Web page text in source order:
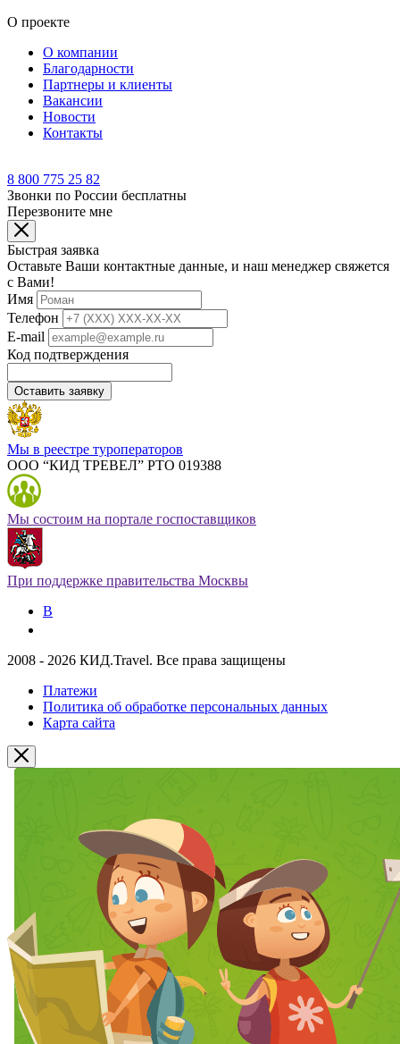
О проекте
О компании
Благодарности
Партнеры и клиенты
Вакансии
Новости
Контакты
8 800 775 25 82
Звонки по России бесплатны
Перезвоните мне
Быстрая заявка
Оставьте Ваши контактные данные, и наш менеджер свяжется
с Вами!
Имя
Телефон
E-mail
Код подтверждения
Оставить заявку
Мы в реестре туроператоров
ООО “КИД ТРЕВЕЛ” РТО 019388
Мы состоим на портале госпоставщиков
При поддержке правительства Москвы
В
2008 - 2026 КИД.Travel. Все права защищены
Платежи
Политика об обработке персональных данных
Карта сайта